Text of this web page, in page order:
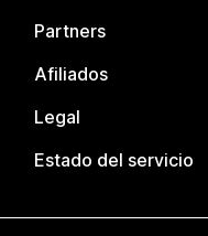
Partners
Afiliados
Legal
Estado del servicio